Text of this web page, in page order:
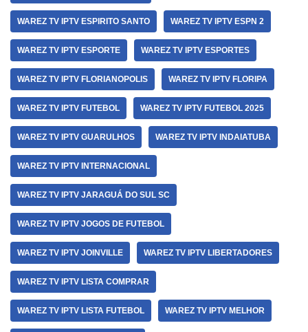
WAREZ TV IPTV ESPIRITO SANTO WAREZ TV IPTV ESPN 2
WAREZ TV IPTV ESPORTE WAREZ TV IPTV ESPORTES
WAREZ TV IPTV FLORIANOPOLIS WAREZ TV IPTV FLORIPA
WAREZ TV IPTV FUTEBOL WAREZ TV IPTV FUTEBOL 2025
WAREZ TV IPTV GUARULHOS WAREZ TV IPTV INDAIATUBA
WAREZ TV IPTV INTERNACIONAL
WAREZ TV IPTV JARAGUÁ DO SUL SC
WAREZ TV IPTV JOGOS DE FUTEBOL
WAREZ TV IPTV JOINVILLE WAREZ TV IPTV LIBERTADORES
WAREZ TV IPTV LISTA COMPRAR
WAREZ TV IPTV LISTA FUTEBOL WAREZ TV IPTV MELHOR